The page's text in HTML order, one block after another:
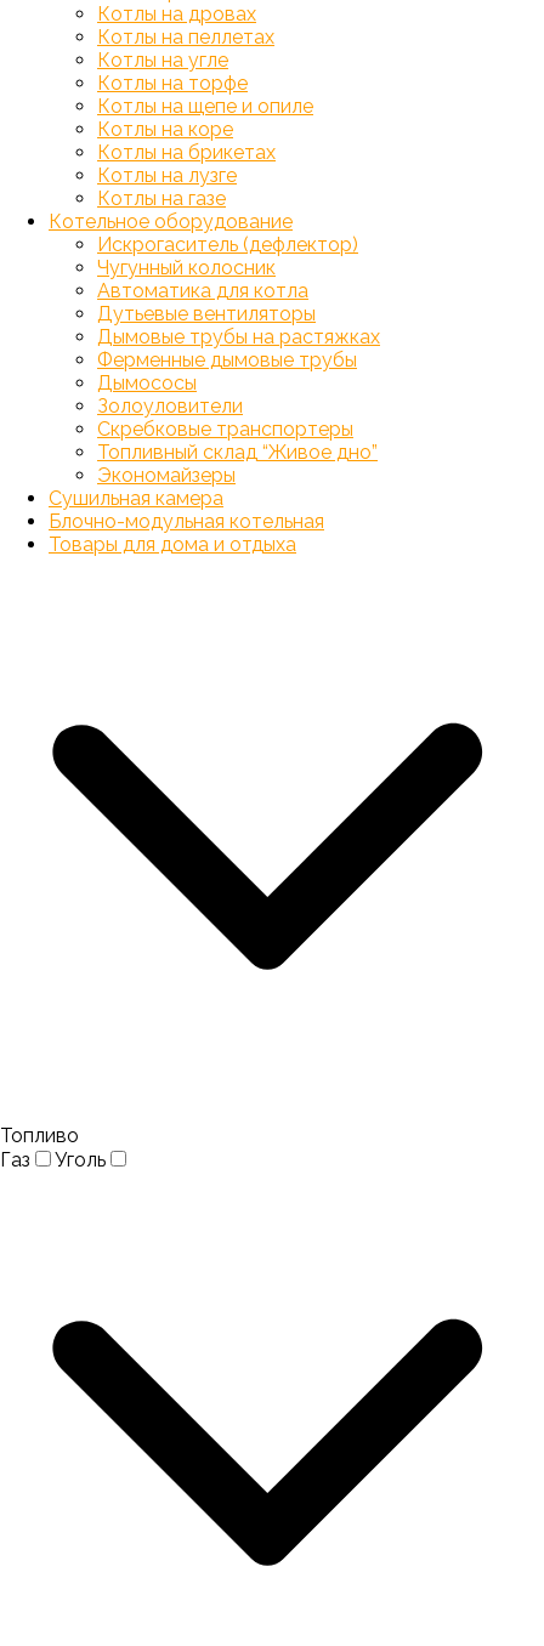
Котлы на дровах
Котлы на пеллетах
Котлы на угле
Котлы на торфе
Котлы на щепе и опиле
Котлы на коре
Котлы на брикетах
Котлы на лузге
Котлы на газе
Котельное оборудование
Искрогаситель (дефлектор)
Чугунный колосник
Автоматика для котла
Дутьевые вентиляторы
Дымовые трубы на растяжках
Ферменные дымовые трубы
Дымососы
Золоуловители
Скребковые транспортеры
Топливный склад “Живое дно”
Экономайзеры
Сушильная камера
Блочно-модульная котельная
Товары для дома и отдыха
Топливо
Газ
Уголь